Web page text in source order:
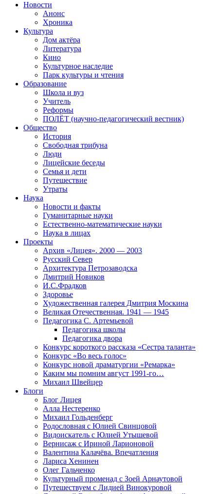
Новости
Анонс
Хроника
Культура
Дом актёра
Литература
Кино
Культурное наследие
Парк культуры и чтения
Образование
Школа и вуз
Учитель
Реформы
ПОЛЁТ (научно-педагогический вестник)
Общество
История
Свободная трибуна
Люди
Лицейские беседы
Семья и дети
Путешествие
Утраты
Наука
Новости и факты
Гуманитарные науки
Естественно-математические науки
Наука в лицах
Проекты
Архив «Лицея». 2000 — 2003
Русский Север
Архитектура Петрозаводска
Дмитрий Новиков
И.С.Фрадков
Здоровье
Художественная галерея Дмитрия Москина
Великая Отечественная. 1941 — 1945
Педагогика С. Артемьевой
Педагогика школы
Педагогика двора
Конкурс короткого рассказа «Сестра таланта»
Конкурс «Во весь голос»
Конкурс новой драматургии «Ремарка»
Каким мы помним август 1991-го…
Михаил Швейцер
Блоги
Блог Лицея
Алла Нестеренко
Михаил Гольденберг
Родословная с Юлией Свинцовой
Видоискатель с Юлией Утышевой
Вернисаж с Ириной Ларионовой
Валентина Калачёва. Впечатления
Лариса Хенинен
Олег Гальченко
Культурный променад с Зоей Арнаутовой
Путешествуем с Лидией Винокуровой